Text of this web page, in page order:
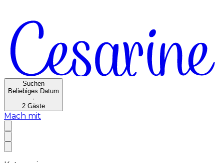
Suchen
Beliebiges Datum
·
2 Gäste
Mach mit